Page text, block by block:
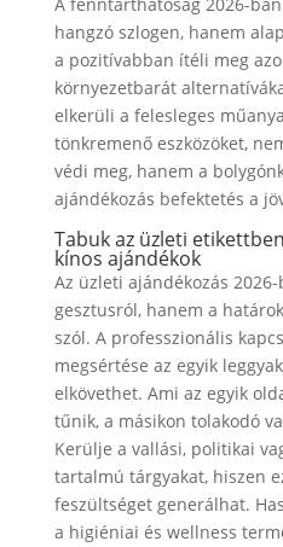
hangzó szlogen, hanem
a pozitívabban ítéli meg
környezetbarát
elkerüli a felesleges
tönkremenő eszközöket,
védi meg, hanem a
ajándékozás befektetés a
Tabuk az üzleti
kínos ajándékok
Az üzleti ajándékozás
gesztusról, hanem a
szól. A professzionális
megsértése az egyik
elkövethet. Ami az egyik
tűnik, a másikon tolakodó
Kerülje a vallási, politikai
tartalmú tárgyakat, hiszen
feszültséget generálhat.
a higiéniai és wellness